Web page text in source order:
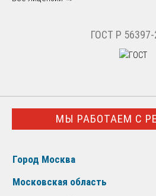
ГОСТ Р
МЫ РАБОТАЕМ С
Город Москва
Московская область